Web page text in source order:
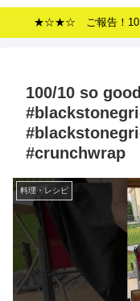
★☆★☆ ご報告！10
100/10 so
#crunchwrap
料理・レシピ